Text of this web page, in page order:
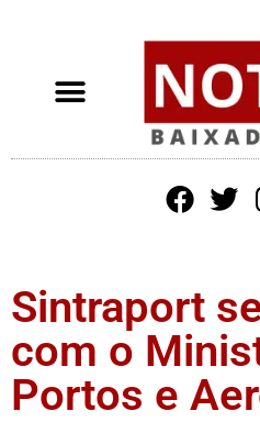
Sintraport
com o
Portos e